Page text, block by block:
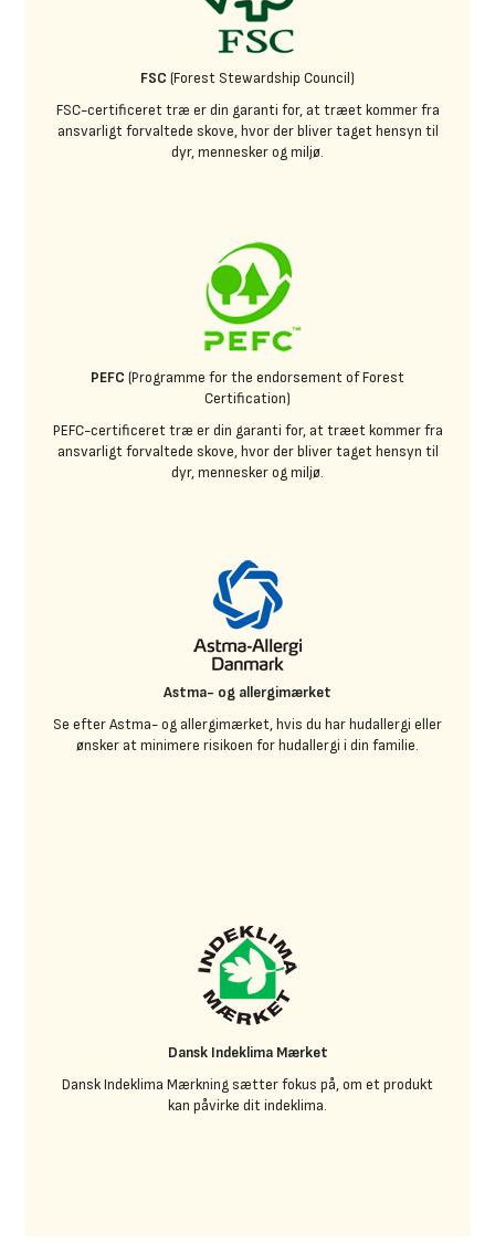
FSC(Forest Stewardship Council)
FSC-certificeret træ er din garanti for, at træet kommer fra
ansvarligt forvaltede skove, hvor der bliver taget hensyn til
dyr, mennesker og miljø.
PEFC(Programme for the endorsement of Forest
Certification)
PEFC-certificeret træ er din garanti for, at træet kommer fra
ansvarligt forvaltede skove, hvor der bliver taget hensyn til
dyr, mennesker og miljø.
Astma- og allergimærket
Se efter Astma- og allergimærket, hvis du har hudallergi eller
ønsker at minimere risikoen for hudallergi i din familie.
Dansk Indeklima Mærket
Dansk Indeklima Mærkning sætter fokus på, om et produkt
kan påvirke dit indeklima.